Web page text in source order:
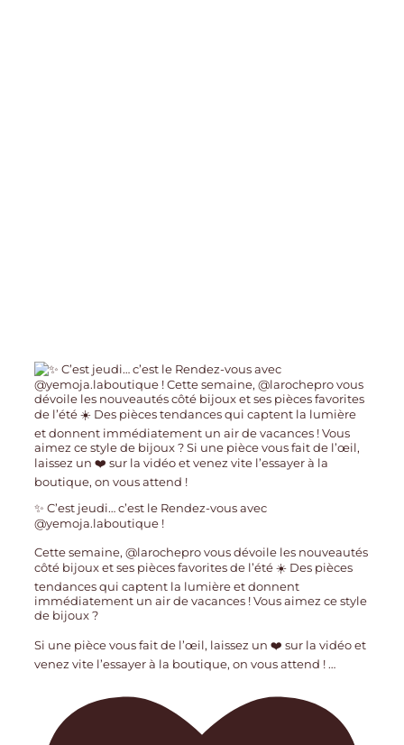
✨ C’est jeudi… c’est le Rendez-vous avec
@yemoja.laboutique !
Cette semaine, @larochepro vous dévoile les nouveautés
côté bijoux et ses pièces favorites de l’été ☀️ Des pièces
tendances qui captent la lumière et donnent
immédiatement un air de vacances ! Vous aimez ce style
de bijoux ?
Si une pièce vous fait de l’œil, laissez un ❤️ sur la vidéo et
venez vite l’essayer à la boutique, on vous attend ! …